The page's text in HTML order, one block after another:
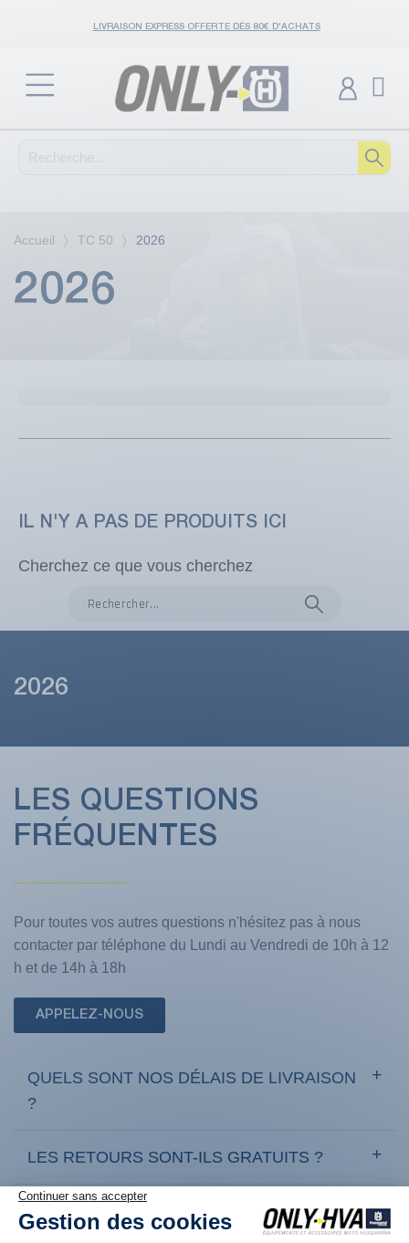
LIVRAISON EXPRESS OFFERTE DÈS 80€ D'ACHATS
Accueil TC 50 2026
2026
IL N'Y A PAS DE PRODUITS ICI
Cherchez ce que vous cherchez
2026
LES QUESTIONS
FRÉQUENTES
Pour toutes vos autres questions n'hésitez pas à nous
contacter par téléphone du Lundi au Vendredi de 10h à 12
h et de 14h à 18h
APPELEZ-NOUS
QUELS SONT NOS DÉLAIS DE LIVRAISON
?
LES RETOURS SONT-ILS GRATUITS ?
COMMENT RETOURNER UN PRODUIT ?